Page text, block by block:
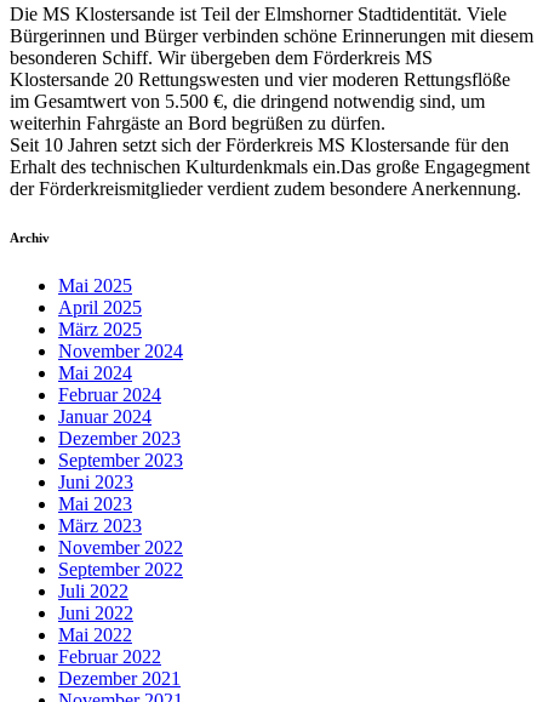
Die MS Klostersande ist Teil der Elmshorner Stadtidentität. Viele
Bürgerinnen und Bürger verbinden schöne Erinnerungen mit diesem
besonderen Schiff. Wir übergeben dem Förderkreis MS
Klostersande 20 Rettungswesten und vier moderen Rettungsflöße
im Gesamtwert von 5.500 €, die dringend notwendig sind, um
weiterhin Fahrgäste an Bord begrüßen zu dürfen.
Seit 10 Jahren setzt sich der Förderkreis MS Klostersande für den
Erhalt des technischen Kulturdenkmals ein.Das große Engagegment
der Förderkreismitglieder verdient zudem besondere Anerkennung.
Archiv
Mai 2025
April 2025
März 2025
November 2024
Mai 2024
Februar 2024
Januar 2024
Dezember 2023
September 2023
Juni 2023
Mai 2023
März 2023
November 2022
September 2022
Juli 2022
Juni 2022
Mai 2022
Februar 2022
Dezember 2021